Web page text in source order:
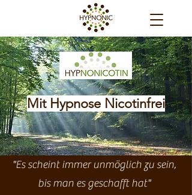
Mit Hypnose Nicotinfrei
"Es scheint immer unmöglich zu sein,
bis man es geschafft hat"